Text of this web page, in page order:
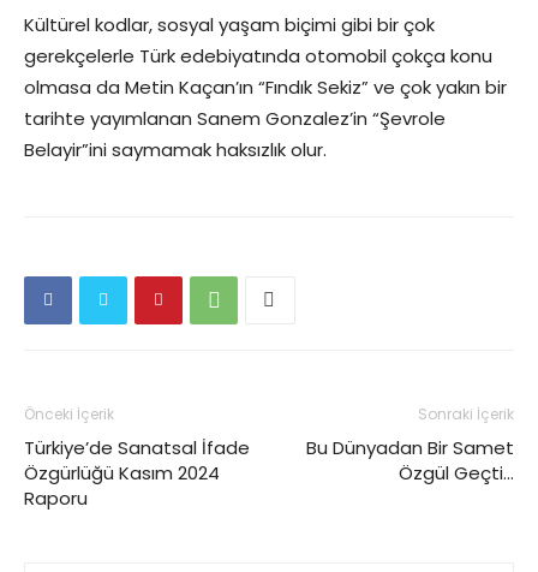
Kültürel kodlar, sosyal yaşam biçimi gibi bir çok
gerekçelerle Türk edebiyatında otomobil çokça konu
olmasa da Metin Kaçan’ın “Fındık Sekiz” ve çok yakın bir
tarihte yayımlanan Sanem Gonzalez’in “Şevrole
Belayir”ini saymamak haksızlık olur.
Önceki İçerik
Türkiye’de Sanatsal İfade
Özgürlüğü Kasım 2024
Raporu
Sonraki İçerik
Bu Dünyadan Bir Samet
Özgül Geçti…